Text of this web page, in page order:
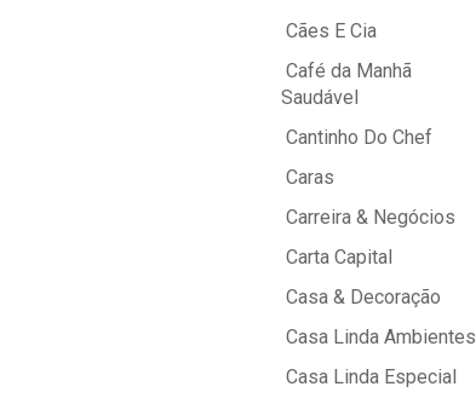
Cães E Cia
Café da Manhã
Saudável
Cantinho Do Chef
Caras
Carreira & Negócios
Carta Capital
Casa & Decoração
Casa Linda Ambientes
Casa Linda Especial